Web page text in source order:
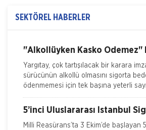
Kasko Hasar Dosyasında İstenilen
Kaza Tespit Tutanağı
Nakliye Hasarı İçin Gerekli Bilgiler
SEKTÖREL HABERLER
Demirtaş, düzenledikleri 'Sigorta
"Alkollüyken Kasko Ödemez"
Yargıtay, çok tartışılacak bir karara
sürücünün alkollü olmasını sigorta
ödenmemesi için tek başına yeterli
5’inci Uluslararası İstanbul
Milli Reasürans’ta 3 Ekim’de başlayan